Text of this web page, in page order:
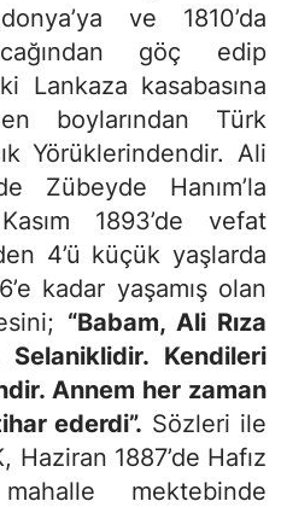
ve 1810’da
göç edip
Lankaza kasabasına
boylarından Türk
Yörüklerindendir. Ali
Zübeyde Hanım’la
1893’de vefat
4’ü küçük yaşlarda
kadar yaşamış olan
“Babam, Ali Rıza
Kendileri
Annem her zaman
ederdi”. Sözleri ile
Haziran 1887’de Hafız
mektebinde